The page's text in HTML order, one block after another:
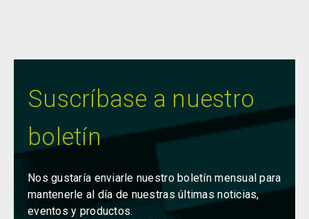
Suscríbase a nuestro
boletín
Nos gustaría enviarle nuestro boletín mensual para
mantenerle al día de nuestras últimas noticias,
eventos y productos.